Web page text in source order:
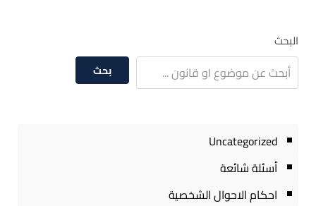
البحث
بحث
Uncategorized
أسئلة شائعة
احكام الاحوال الشخصية